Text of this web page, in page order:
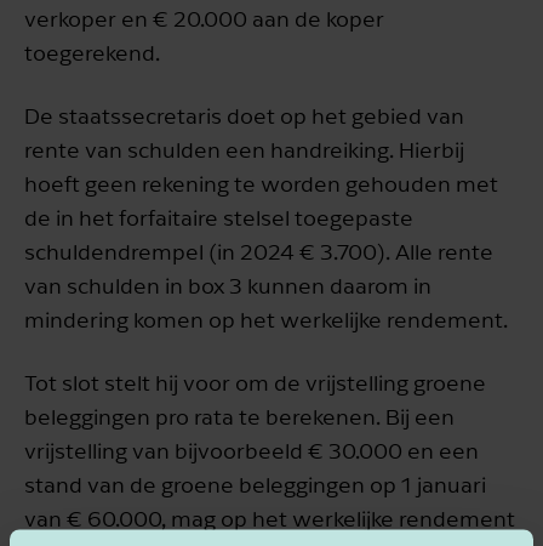
verkoper en € 20.000 aan de koper
toegerekend.
De staatssecretaris doet op het gebied van
rente van schulden een handreiking. Hierbij
hoeft geen rekening te worden gehouden met
de in het forfaitaire stelsel toegepaste
schuldendrempel (in 2024 € 3.700). Alle rente
van schulden in box 3 kunnen daarom in
mindering komen op het werkelijke rendement.
Tot slot stelt hij voor om de vrijstelling groene
beleggingen pro rata te berekenen. Bij een
vrijstelling van bijvoorbeeld € 30.000 en een
stand van de groene beleggingen op 1 januari
van € 60.000, mag op het werkelijke rendement